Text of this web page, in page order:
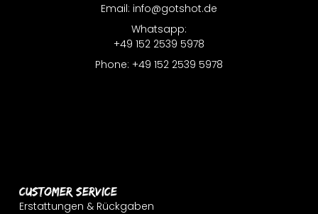
Customer Service
Erstattungen & Rückgaben
Email: info@gotshot.de
Whatsapp:
+49 152 2539 5978
Phone: +49 152 2539 5978